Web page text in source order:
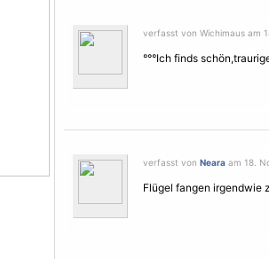
verfasst von Wichimaus am
°°°Ich finds
verfasst von Neara am 18.
Flügel fangen irgendwie